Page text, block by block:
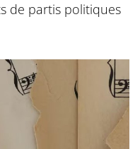
de partis politiques